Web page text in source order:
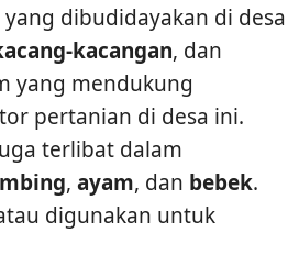
dibudidayakan di desa
kacangan, dan
yang mendukung
pertanian di desa ini.
terlibat dalam
, ayam, dan bebek.
digunakan untuk